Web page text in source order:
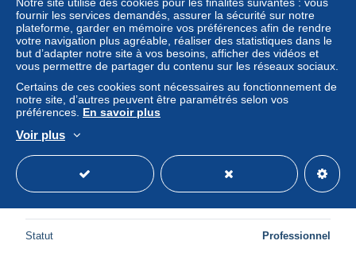
Sweden 1940 C.M. Bellman booklet (B/D perf.), Mint NH,
Stamp Booklets - Art - Authors - Composers
Statut Professionnel
fournir les services demandés, assurer la sécurité sur notre
plateforme, garder en mémoire vos préférences afin de rendre
votre navigation plus agréable, réaliser des statistiques dans le
but d’adapter notre site à vos besoins, afficher des vidéos et
vous permettre de partager du contenu sur les réseaux sociaux.
Certains de ces cookies sont nécessaires au fonctionnement de
notre site, d’autres peuvent être paramétrés selon vos
préférences. En savoir plus
Voir plus